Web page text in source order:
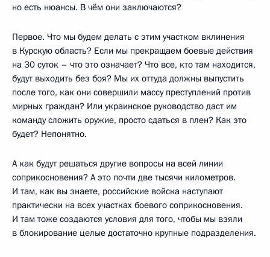
но есть нюансы. В чём они заключаются?
Первое. Что мы будем делать с этим участком вклинения
в Курскую область? Если мы прекращаем боевые действия
на 30 суток – что это означает? Что все, кто там находится,
будут выходить без боя? Мы их оттуда должны выпустить
после того, как они совершили массу преступлений против
мирных граждан? Или украинское руководство даст им
команду сложить оружие, просто сдаться в плен? Как это
будет? Непонятно.
А как будут решаться другие вопросы на всей линии
соприкосновения? А это почти две тысячи километров.
И там, как вы знаете, российские войска наступают
практически на всех участках боевого соприкосновения.
И там тоже создаются условия для того, чтобы мы взяли
в блокирование целые достаточно крупные подразделения.